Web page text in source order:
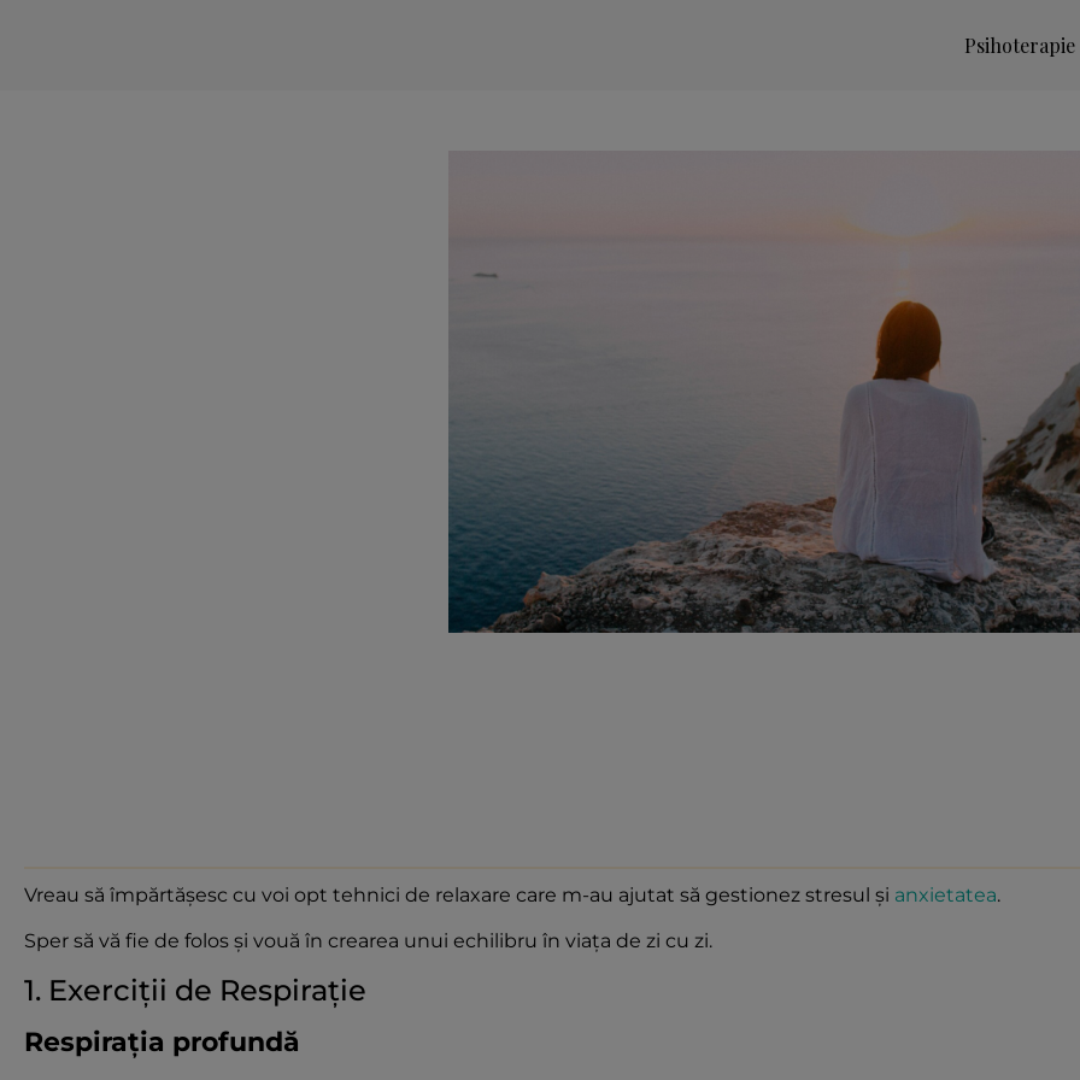
Psihoterapie
Vreau să împărtășesc cu voi opt tehnici de relaxare care m-au ajutat să gestionez stresul și anxietatea.
Sper să vă fie de folos și vouă în crearea unui echilibru în viața de zi cu zi.
1. Exerciții de Respirație
Respirația profundă